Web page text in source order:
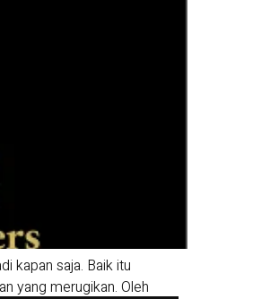
kapan saja. Baik itu
yang merugikan. Oleh